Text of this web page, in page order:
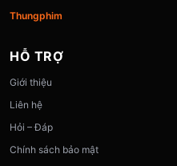
Thungphim
HỖ TRỢ
Giới thiệu
Liên hệ
Hỏi – Đáp
Chính sách bảo mật